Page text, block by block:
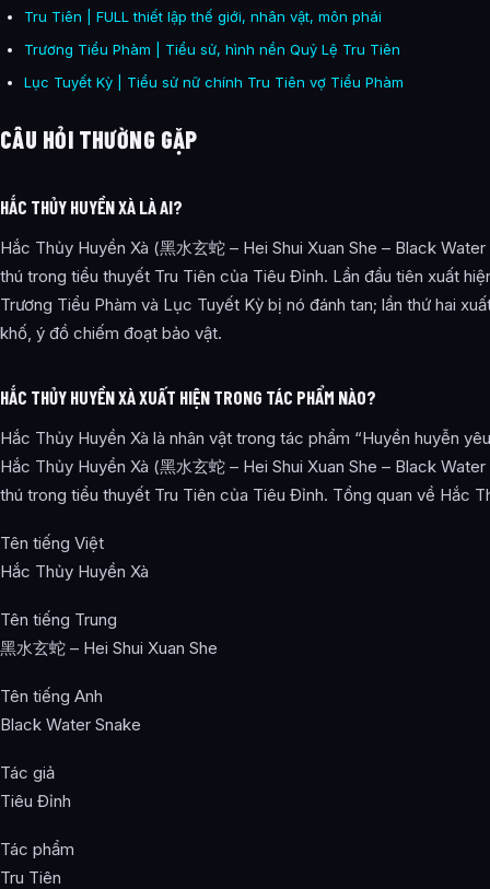
Tru Tiên | FULL thiết lập thế giới, nhân vật, môn phái
Trương Tiểu Phàm | Tiểu sử, hình nền Quỷ Lệ Tru Tiên
Lục Tuyết Kỳ | Tiểu sử nữ chính Tru Tiên vợ Tiểu Phàm
CÂU HỎI THƯỜNG GẶP
HẮC THỦY HUYỀN XÀ LÀ AI?
Hắc Thủy Huyền Xà (黑水玄蛇 – Hei Shui Xuan She – Black
thú trong tiểu thuyết Tru Tiên của Tiêu Đỉnh. Lần đầu tiên xuất
Trương Tiểu Phàm và Lục Tuyết Kỳ bị nó đánh tan; lần thứ hai
khố, ý đồ chiếm đoạt bảo vật.
HẮC THỦY HUYỀN XÀ XUẤT HIỆN TRONG TÁC PHẨM NÀO?
Hắc Thủy Huyền Xà là nhân vật trong tác phẩm “Huyền huyễn
Hắc Thủy Huyền Xà (黑水玄蛇 – Hei Shui Xuan She – Black
thú trong tiểu thuyết Tru Tiên của Tiêu Đỉnh. Tổng quan về Hắc
Tên tiếng Việt
Hắc Thủy Huyền Xà
Tên tiếng Trung
黑水玄蛇 – Hei Shui Xuan She
Tên tiếng Anh
Black Water Snake
Tác giả
Tiêu Đỉnh
Tác phẩm
Tru Tiên